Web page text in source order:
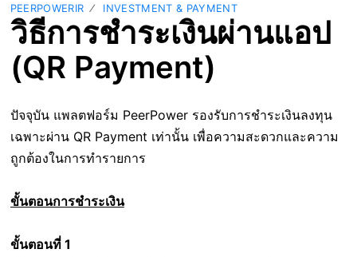
PEERPOWERIR INVESTMENT & PAYMENT
วิธีการชำระเงินผ่านแอป
(QR Payment)
ปัจจุบัน แพลตฟอร์ม PeerPower รองรับการชำระเงินลงทุน
เฉพาะผ่าน QR Payment เท่านั้น เพื่อความสะดวกและความ
ถูกต้องในการทำรายการ
ขั้นตอนการชำระเงิน
ขั้นตอนที่ 1